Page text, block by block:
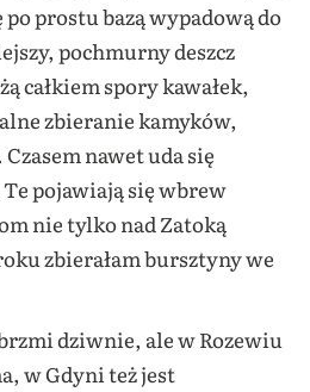
po prostu bazą wypadową do
pochmurny deszcz
całkiem spory kawałek,
zbieranie kamyków,
nawet uda się
pojawiają się wbrew
nie tylko nad Zatoką
zbierałam bursztyny we
dziwnie, ale w Rozewiu
w Gdyni też jest